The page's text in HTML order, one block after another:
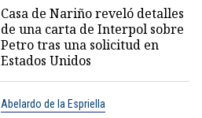
Casa de Nariño reveló detalles
de una carta de Interpol sobre
Petro tras una solicitud en
Estados Unidos
Abelardo de la Espriella